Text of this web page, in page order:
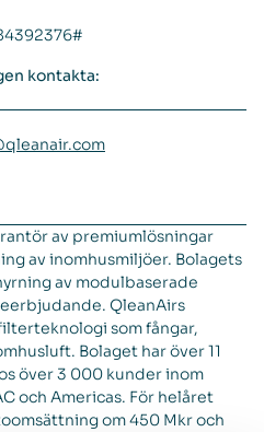
kontakta:
av premiumlösningar
av inomhusmiljöer. Bolagets
av modulbaserade
QleanAirs
som fångar,
Bolaget har över 11
över 3 000 kunder inom
och Americas. För helåret
om 450 Mkr och